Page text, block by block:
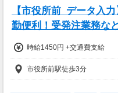
※承認済の勤怠実績に応じ
※その他規定あり（詳細は
よりご確認ください）
【交通費】
別途一部支給
【市役所前_データ入
勤便利！受発注業務な
時給1450円 +交通費支給
市役所前駅徒歩3分